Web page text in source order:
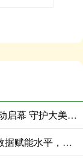
浩鼎配资 2026年河南省世界湿地日主题活动启幕 守护大美湿地 共建生态河南
三星配资 农发行南京市六合支行积极提升数据赋能水平，锻造专业人才队伍